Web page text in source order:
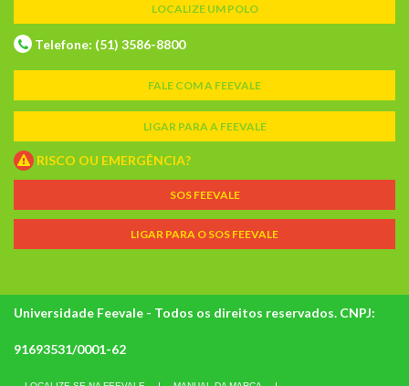
LOCALIZE UM POLO
Telefone: (51) 3586-8800
FALE COM A FEEVALE
LIGAR PARA A FEEVALE
RISCO OU EMERGÊNCIA?
SOS FEEVALE
LIGAR PARA O SOS FEEVALE
Universidade Feevale - Todos os direitos reservados. CNPJ:
91693531/0001-62